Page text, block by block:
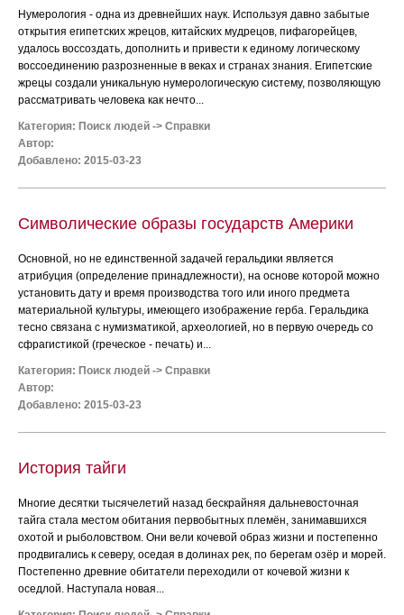
Нумерология - одна из древнейших наук. Используя давно забытые
открытия египетских жрецов, китайских мудрецов, пифагорейцев,
удалось воссоздать, дополнить и привести к единому логическому
воссоединению разрозненные в веках и странах знания. Египетские
жрецы создали уникальную нумерологическую систему, позволяющую
рассматривать человека как нечто...
Категория: Поиск людей -> Справки
Автор:
Добавлено: 2015-03-23
Символические образы государств Америки
Основной, но не единственной задачей геральдики является
атрибуция (определение принадлежности), на основе которой можно
установить дату и время производства того или иного предмета
материальной культуры, имеющего изображение герба. Геральдика
тесно связана с нумизматикой, археологией, но в первую очередь со
сфрагистикой (греческое - печать) и...
Категория: Поиск людей -> Справки
Автор:
Добавлено: 2015-03-23
История тайги
Многие десятки тысячелетий назад бескрайняя дальневосточная
тайга стала местом обитания первобытных племён, занимавшихся
охотой и рыболовством. Они вели кочевой образ жизни и постепенно
продвигались к северу, оседая в долинах рек, по берегам озёр и морей.
Постепенно древние обитатели переходили от кочевой жизни к
оседлой. Наступала новая...